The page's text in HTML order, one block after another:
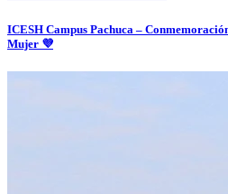
ICESH Campus Pachuca –
Mujer 💜